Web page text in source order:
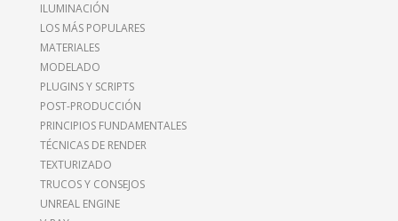
ILUMINACIÓN
LOS MÁS POPULARES
MATERIALES
MODELADO
PLUGINS Y SCRIPTS
POST-PRODUCCIÓN
PRINCIPIOS FUNDAMENTALES
TÉCNICAS DE RENDER
TEXTURIZADO
TRUCOS Y CONSEJOS
UNREAL ENGINE